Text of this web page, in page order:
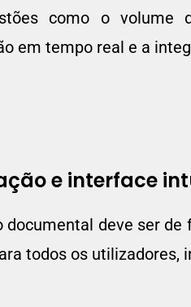
como o volume
em tempo real e a
e interface
deve ser
todos os